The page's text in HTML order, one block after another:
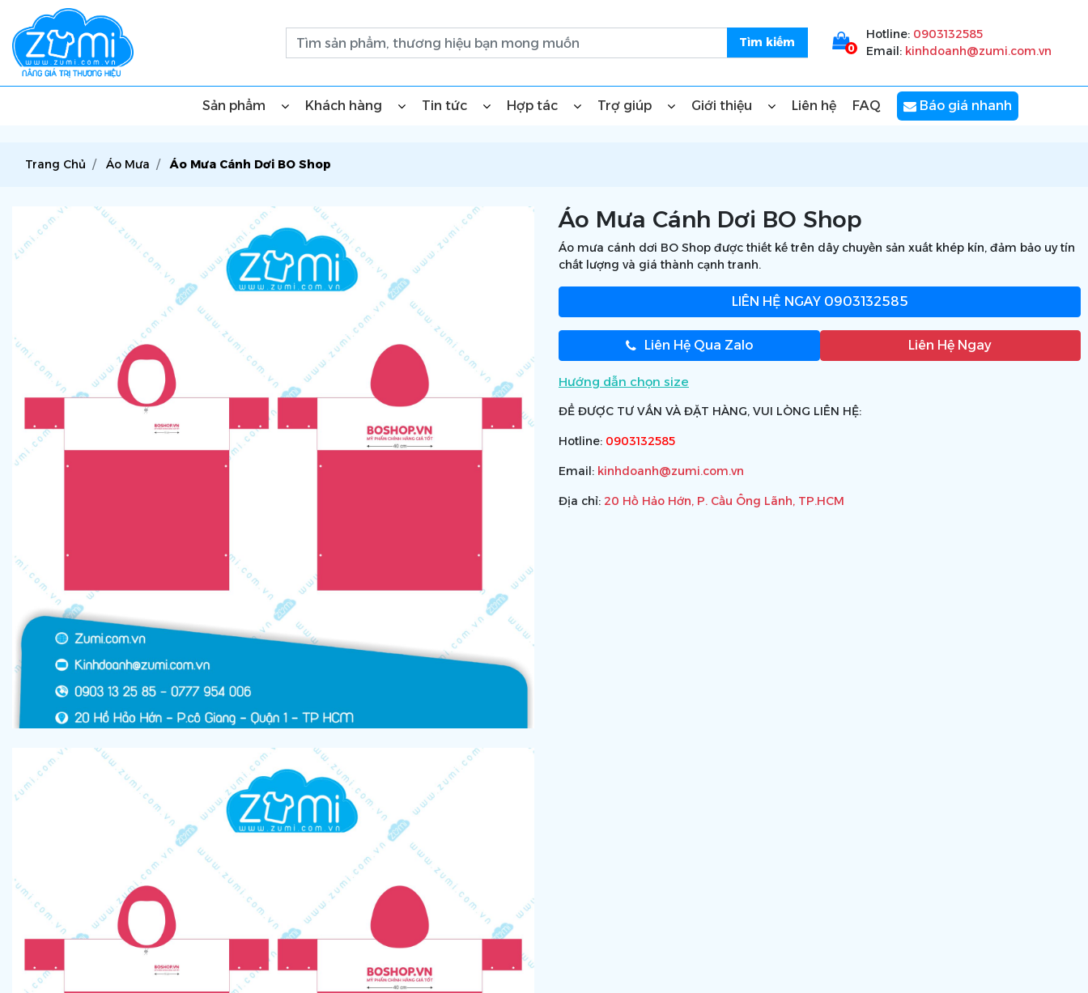
0
Hotline: 0903132585
Email: kinhdoanh@zumi.com.vn
Sản phẩm Khách hàng Tin tức Hợp tác Trợ giúp Giới thiệu Liên hệ FAQ Báo giá nhanh
Trang Chủ Áo Mưa Áo Mưa Cánh Dơi BO Shop
Áo Mưa Cánh Dơi BO Shop
Áo mưa cánh dơi BO Shop được thiết kế trên dây chuyền sản xuất khép kín, đảm bảo uy tín
chất lượng và giá thành cạnh tranh.
LIÊN HỆ NGAY0903132585
Liên Hệ Qua Zalo Liên Hệ Ngay
Hướng dẫn chọn size
ĐỂ ĐƯỢC TƯ VẤN VÀ ĐẶT HÀNG, VUI LÒNG LIÊN HỆ:
Hotline: 0903132585
Email: kinhdoanh@zumi.com.vn
Địa chỉ: 20 Hồ Hảo Hớn, P. Cầu Ông Lãnh, TP.HCM